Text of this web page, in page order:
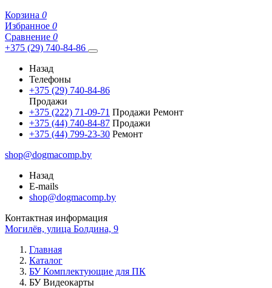
Корзина 0
Избранное 0
Сравнение 0
+375 (29) 740-84-86
Назад
Телефоны
+375 (29) 740-84-86
Продажи
+375 (222) 71-09-71 Продажи Ремонт
+375 (44) 740-84-87 Продажи
+375 (44) 799-23-30 Ремонт
shop@dogmacomp.by
Назад
E-mails
shop@dogmacomp.by
Контактная информация
Могилёв, улица Болдина, 9
Главная
Каталог
БУ Комплектующие для ПК
БУ Видеокарты